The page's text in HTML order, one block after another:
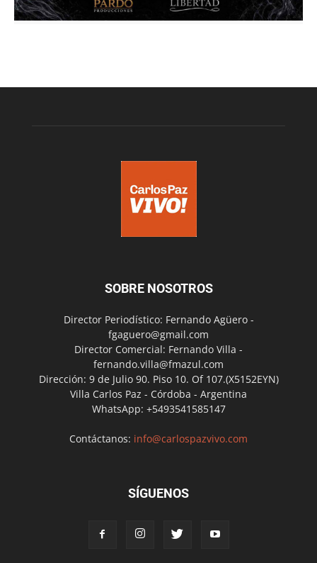
SOBRE NOSOTROS
Director Periodístico: Fernando Agüero -
fgaguero@gmail.com
Director Comercial: Fernando Villa -
fernando.villa@fmazul.com
Dirección: 9 de Julio 90. Piso 10. Of 107.(X5152EYN)
Villa Carlos Paz - Córdoba - Argentina
WhatsApp: +5493541585147
Contáctanos: info@carlospazvivo.com
SÍGUENOS